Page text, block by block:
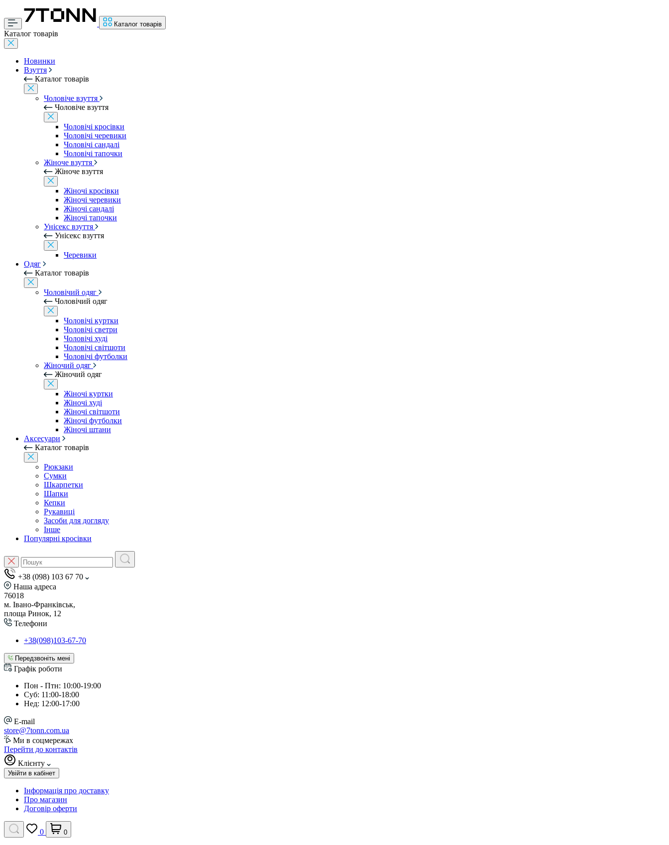
Каталог товарів
Каталог товарів
Новинки
Взуття
Каталог товарів
Чоловіче взуття
Чоловіче взуття
Чоловічі кросівки
Чоловічі черевики
Чоловічі сандалі
Чоловічі тапочки
Жіноче взуття
Жіноче взуття
Жіночі кросівки
Жіночі черевики
Жіночі сандалі
Жіночі тапочки
Унісекс взуття
Унісекс взуття
Черевики
Одяг
Каталог товарів
Чоловічий одяг
Чоловічий одяг
Чоловічі куртки
Чоловічі светри
Чоловічі худі
Чоловічі світшоти
Чоловічі футболки
Жіночий одяг
Жіночий одяг
Жіночі куртки
Жіночі худі
Жіночі світшоти
Жіночі футболки
Жіночі штани
Аксесуари
Каталог товарів
Рюкзаки
Сумки
Шкарпетки
Шапки
Кепки
Рукавиці
Засоби для догляду
Інше
Популярні кросівки
+38 (098) 103 67 70
Наша адреса
76018
м. Івано-Франківськ,
площа Ринок, 12
Телефони
+38(098)103-67-70
Передзвоніть мені
Графік роботи
Пон - Птн: 10:00-19:00
Суб: 11:00-18:00
Нед: 12:00-17:00
E-mail
store@7tonn.com.ua
Ми в соцмережах
Перейти до контактів
Клієнту
Увійти в кабінет
Інформація про доставку
Про магазин
Договір оферти
0 0